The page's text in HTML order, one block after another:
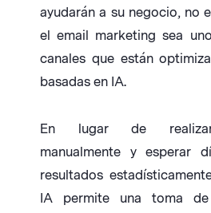
ayudarán a su negocio, no
el email marketing sea
canales que están
basadas en IA.
En lugar de realizar
manualmente y esperar
resultados
IA permite una toma de